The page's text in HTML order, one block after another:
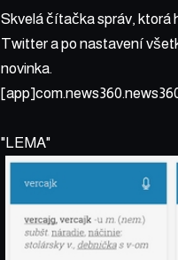
Skvelá čítačka správ, ktorá
Twitter a po nastavení
novinka.
LEMA